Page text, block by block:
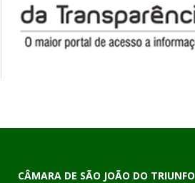
CÂMARA DE SÃO JOÃO DO TRIUNFO